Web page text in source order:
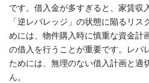
です。借入金が多すぎると、家賃収
「逆レバレッジ」の状態に陥るリ
めには、物件購入時に慎重な資金計
の借入を行うことが重要です。レバ
ためには、無理のない借入計画と適
ん。